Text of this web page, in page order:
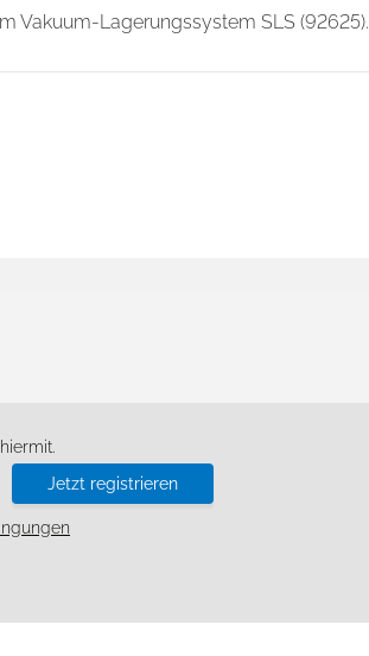
Vakuum-Lagerungssystem SLS (92625).
Jetzt registrieren